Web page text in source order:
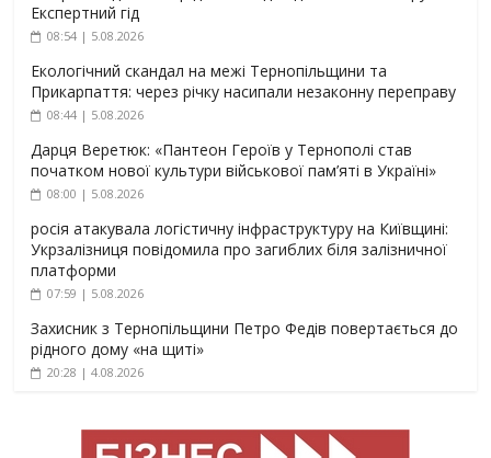
Експертний гід
08:54 | 5.08.2026
Екологічний скандал на межі Тернопільщини та
Прикарпаття: через річку насипали незаконну переправу
08:44 | 5.08.2026
Дарця Веретюк: «Пантеон Героїв у Тернополі став
початком нової культури військової пам’яті в Україні»
08:00 | 5.08.2026
росія атакувала логістичну інфраструктуру на Київщині:
Укрзалізниця повідомила про загиблих біля залізничної
платформи
07:59 | 5.08.2026
Захисник з Тернопільщини Петро Федів повертається до
рідного дому «на щиті»
20:28 | 4.08.2026